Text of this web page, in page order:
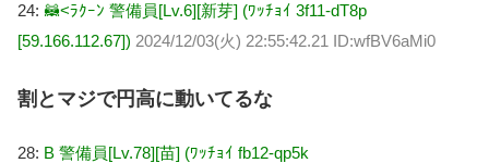
24: 🦝<ﾗｸｰﾝ 警備員[Lv.6][新芽] (ﾜｯﾁｮｲ 3f11-dT8p
[59.166.112.67]) 2024/12/03(火) 22:55:42.21 ID:wfBV6aMi0
割とマジで円高に動いてるな
28: B 警備員[Lv.78][苗] (ﾜｯﾁｮｲ fb12-qp5k